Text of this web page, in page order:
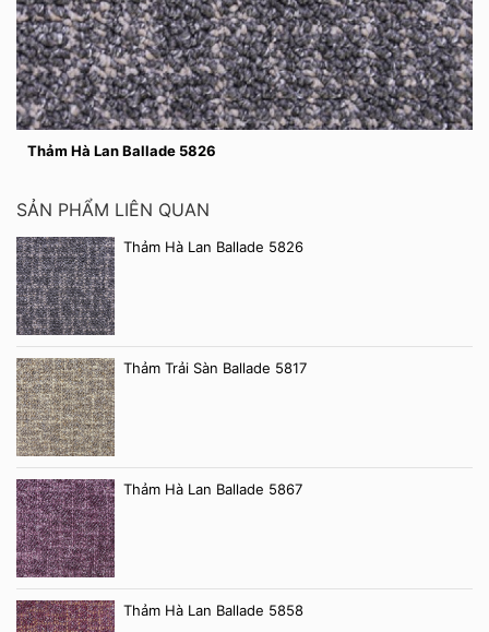
Thảm Hà Lan Ballade 5826
SẢN PHẨM LIÊN QUAN
Thảm Hà Lan Ballade 5826
Thảm Trải Sàn Ballade 5817
Thảm Hà Lan Ballade 5867
Thảm Hà Lan Ballade 5858